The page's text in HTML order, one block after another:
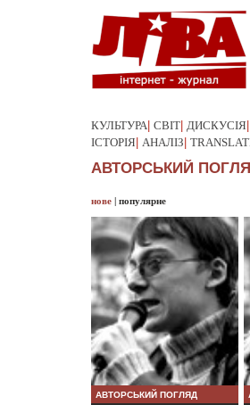
КУЛЬТУРА СВІТ ДИСКУСІЯ
ІСТОРІЯ АНАЛІЗ
АВТОРСЬКИЙ
нове | популярне
АВТОРСЬКИЙ ПОГЛЯД